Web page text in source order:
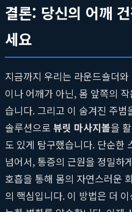
결론: 당신의 어깨
세요
지금까지 우리는 라운드숄더
이나 어깨가 아닌, 몸 앞쪽의
습니다. 그리고 이 숨겨진 주
솔루션으로 뷰릿 마사지볼을
도 있게 탐구했습니다. 단순한
넘어서, 통증의 근원을 정밀하
호흡을 통해 몸의 자연스러운
의 핵심입니다. 이 방법은 더